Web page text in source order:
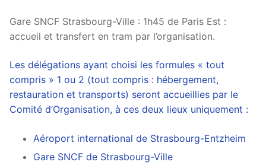
Gare SNCF Strasbourg-Ville : 1h45 de Paris Est :
accueil et transfert en tram par l’organisation.
Les délégations ayant choisi les formules « tout
compris » 1 ou 2 (tout compris : hébergement,
restauration et transports) seront accueillies par le
Comité d’Organisation, à ces deux lieux uniquement :
Aéroport international de Strasbourg-Entzheim
Gare SNCF de Strasbourg-Ville